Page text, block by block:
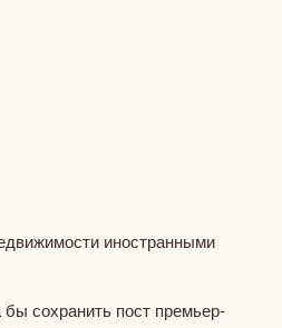
иностранными
сохранить пост премьер-